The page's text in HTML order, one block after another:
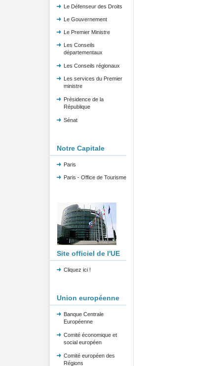
Le Défenseur des Droits
Le Gouvernement
Le Premier Ministre
Les Conseils
départementaux
Les Conseils régionaux
Les services du Premier
ministre
Présidence de la
République
Sénat
Notre Capitale
Paris
Paris - Office de Tourisme
Site officiel de l'UE
Cliquez ici !
Union européenne
Banque Centrale
Européenne
Comité économique et
social européen
Comité européen des
Régions